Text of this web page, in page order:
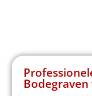
Bodegraven